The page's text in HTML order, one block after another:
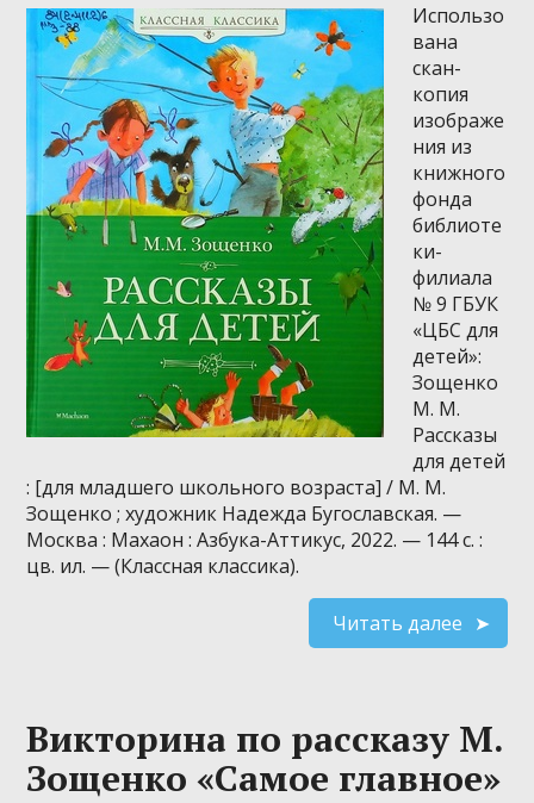
Использо
вана
скан-
копия
изображе
ния из
книжного
фонда
библиоте
ки-
филиала
№ 9 ГБУК
«ЦБС для
детей»:
Зощенко
М. М.
Рассказы
для детей
: [для младшего школьного возраста] / М. М.
Зощенко ; художник Надежда Бугославская. —
Москва : Махаон : Азбука-Аттикус, 2022. — 144 с. :
цв. ил. — (Классная классика).
Читать далее
Викторина по рассказу М.
Зощенко «Самое главное»